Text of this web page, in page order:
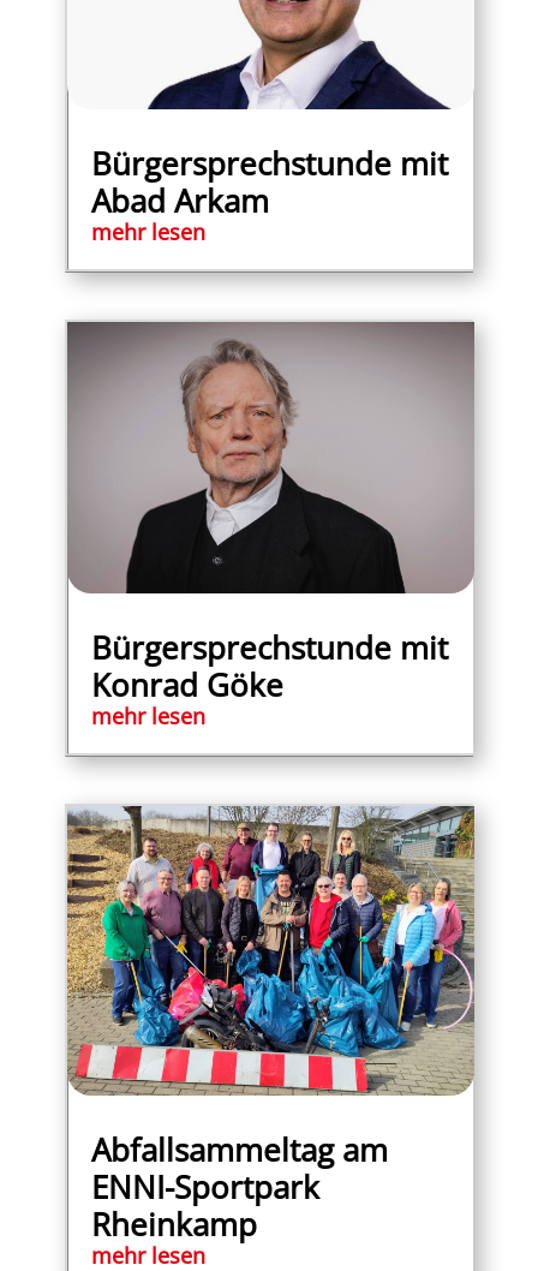
Bürgersprechstunde mit
Abad Arkam
mehr lesen
Bürgersprechstunde mit
Konrad Göke
mehr lesen
Abfallsammeltag am
ENNI-Sportpark
Rheinkamp
mehr lesen